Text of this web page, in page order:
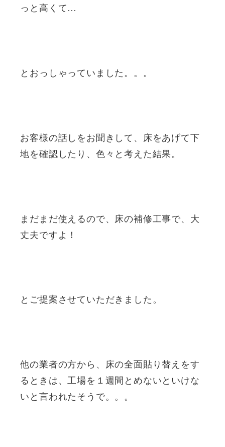
っと高くて…
とおっしゃっていました。。。
お客様の話しをお聞きして、床をあげて下
地を確認したり、色々と考えた結果。
まだまだ使えるので、床の補修工事で、大
丈夫ですよ！
とご提案させていただきました。
他の業者の方から、床の全面貼り替えをす
るときは、工場を１週間とめないといけな
いと言われたそうで。。。